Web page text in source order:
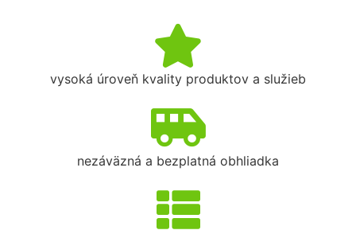
vysoká úroveň kvality produktov a služieb
nezáväzná a bezplatná obhliadka